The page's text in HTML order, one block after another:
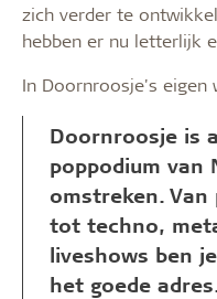
zich verder te
hebben er nu letterlijk
In Doornroosje's eigen
Doornroosje is
poppodium van
omstreken.
tot techno,
liveshows ben
het goede